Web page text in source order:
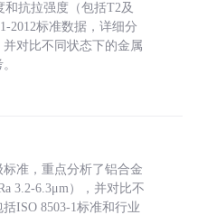
抗拉强度（包括T2及
2012标准数据，详细分
对比不同状态下的金属
准，重点分析了铝合金
3.2-6.3μm），并对比不
ISO 8503-1标准和行业